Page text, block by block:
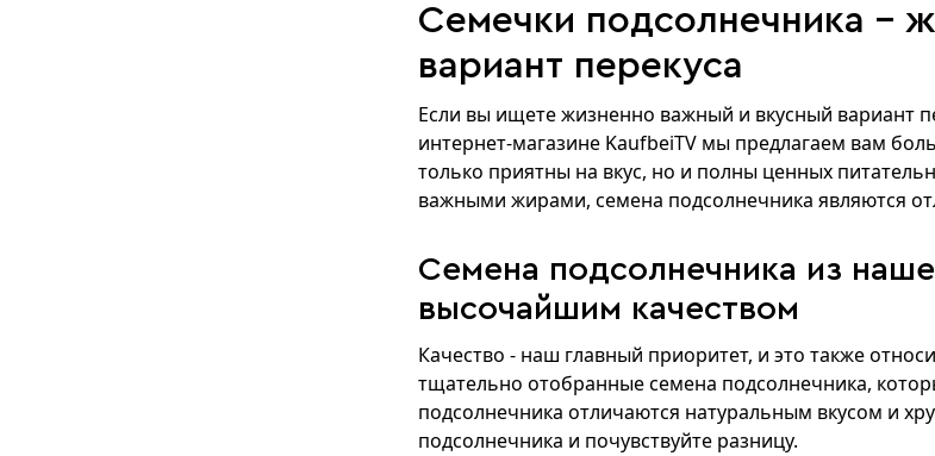
Семечки подсолнечника -
вариант перекуса
Если вы ищете жизненно важный и вкусный вариант
интернет-магазине KaufbeiTV мы предлагаем вам
только приятны на вкус, но и полны ценных
важными жирами, семена подсолнечника являются
Семена подсолнечника из
высочайшим качеством
Качество - наш главный приоритет, и это также
тщательно отобранные семена подсолнечника,
подсолнечника отличаются натуральным вкусом и
подсолнечника и почувствуйте разницу.